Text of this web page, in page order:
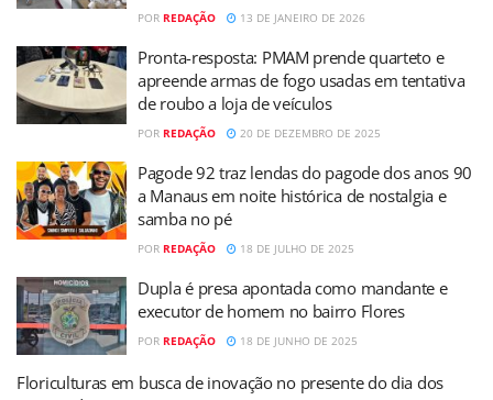
POR REDAÇÃO 13 DE JANEIRO DE 2026
Pronta-resposta: PMAM prende quarteto e
apreende armas de fogo usadas em tentativa
de roubo a loja de veículos
POR REDAÇÃO 20 DE DEZEMBRO DE 2025
Pagode 92 traz lendas do pagode dos anos 90
a Manaus em noite histórica de nostalgia e
samba no pé
POR REDAÇÃO 18 DE JULHO DE 2025
Dupla é presa apontada como mandante e
executor de homem no bairro Flores
POR REDAÇÃO 18 DE JUNHO DE 2025
Floriculturas em busca de inovação no presente do dia dos